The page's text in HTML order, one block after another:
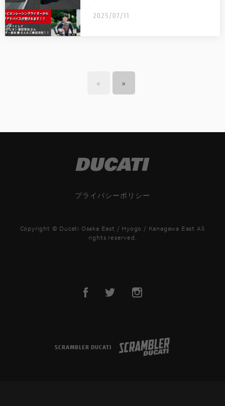
2025/07/11
« »
プライバシーポリシー
Copyright © Ducati Osaka East / Hyogo / Kanagawa East All
rights reserved.
SCRAMBLER DUCATI